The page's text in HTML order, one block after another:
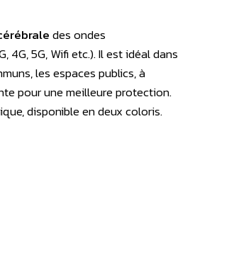
des ondes
5G, Wifi etc.). Il est idéal dans
les espaces publics, à
pour une meilleure protection.
disponible en deux coloris.